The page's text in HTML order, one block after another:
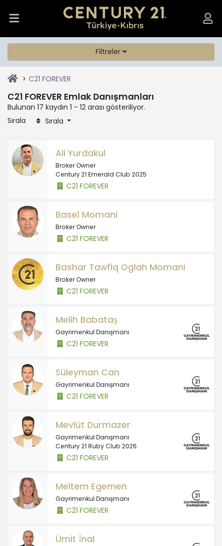
Filtreler
C21 FOREVER
C21 FOREVER Emlak Danışmanları
Bulunan 17 kaydın 1 - 12 arası gösteriliyor.
Sırala
Sırala
Ali Yurdakul
Broker Owner
Century 21 Emerald Club 2025
C21 FOREVER
Basel Momani
Broker Owner
C21 FOREVER
Bashar Tawfiq Oglah Momani
Broker Owner
C21 FOREVER
Melih Babataş
Gayrimenkul Danışmanı
C21 FOREVER
Süleyman Can
Gayrimenkul Danışmanı
C21 FOREVER
Mevlüt Durmazer
Gayrimenkul Danışmanı
Century 21 Ruby Club 2026
C21 FOREVER
Meltem Egemen
Gayrimenkul Danışmanı
C21 FOREVER
Ümit İnal